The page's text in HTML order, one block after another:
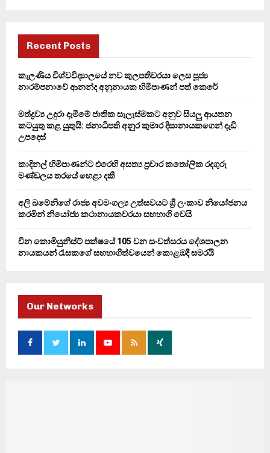
f
r
H
Recent Posts
කැලණිය විශ්වවිද්‍යාලයේ නව කුලපතිවරයා ලෙස පූජ්‍ය
නාරම්පනාවේ ආනන්ද අනුනායක හිමිපාණන් පත් කෙරේ
මත්ද්‍රව්‍ය උදුරා දැමීමේ ජාතික සැලැස්මකට අනුව සියලු ආයතන
කටයුතු කළ යුතුයි: ජනාධිපති අනුර කුමාර දිසානායකගෙන් දැඩි
උපදෙස්
කාදිනල් හිමිපාණන්ට එරෙහි අසත්‍ය ප්‍රචාර කතෝලික රදගුරු
මණ්ඩලය තරයේ හෙළා දකී
අලි ඛමේනිගේ රාජ්‍ය අවමංගල්‍ය උත්සවයට ශ්‍රී ලංකාව නියෝජනය
කරමින් නියෝජ්‍ය කථානායකවරයා සහභාගි වෙයි
චීන කොමියුනිස්ට් පක්ෂයේ 105 වන සංවත්සරය දේශපාලන
නායකයන් රැසකගේ සහභාගිත්වයෙන් කොළඹදී සමරයි
Our Networks